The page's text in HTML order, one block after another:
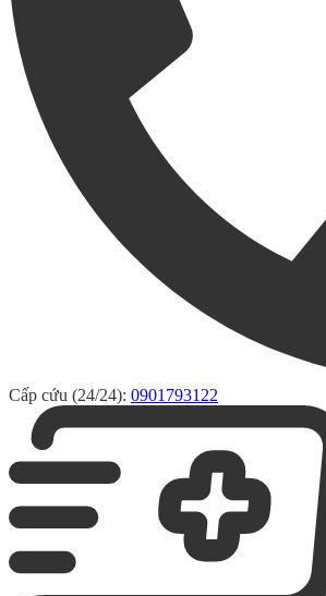
Cấp cứu (24/24): 0901793122